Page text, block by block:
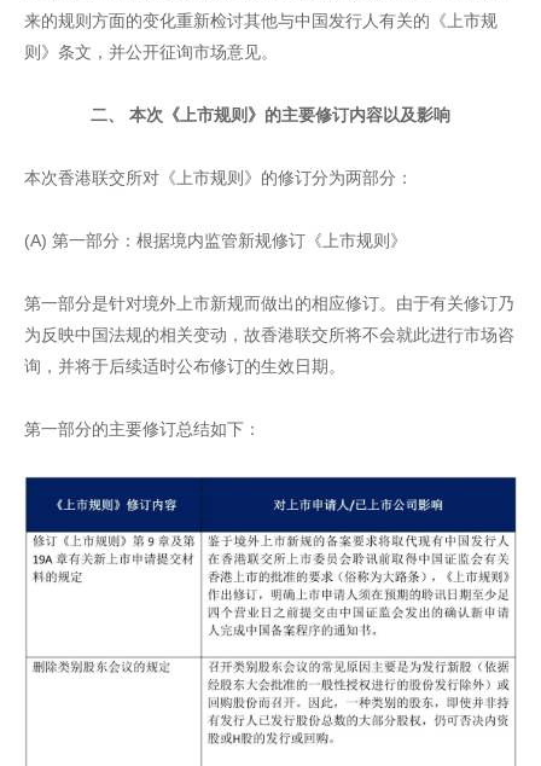
来的规则方面的变化重新检讨其他与中国发行人有关的《上市规
则》条文，并公开征询市场意见。
二、 本次《上市规则》的主要修订内容以及影响
本次香港联交所对《上市规则》的修订分为两部分：
(A) 第一部分：根据境内监管新规修订《上市规则》
第一部分是针对境外上市新规而做出的相应修订。由于有关修订乃
为反映中国法规的相关变动，故香港联交所将不会就此进行市场咨
询，并将于后续适时公布修订的生效日期。
第一部分的主要修订总结如下：